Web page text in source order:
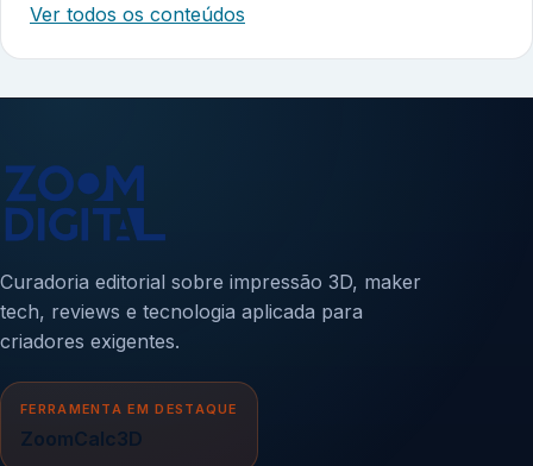
Ver todos os conteúdos
Curadoria editorial sobre impressão 3D, maker
tech, reviews e tecnologia aplicada para
criadores exigentes.
FERRAMENTA EM DESTAQUE
ZoomCalc3D